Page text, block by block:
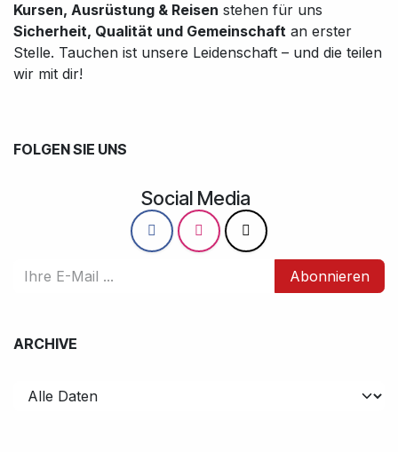
Kursen, Ausrüstung & Reisen stehen für uns
Sicherheit, Qualität und Gemeinschaft an erster
Stelle. Tauchen ist unsere Leidenschaft – und die teilen
wir mit dir!
FOLGEN SIE UNS
Social Media
Abonnieren
ARCHIVE